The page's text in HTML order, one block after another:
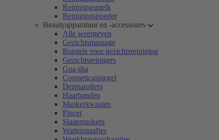
Reinigingsmelk
Reinigingspoeder
Beautyapparatuur en -accessoires
Alle weergeven
Gezichtsmassage
Borstels voor gezichtsreiniging
Gezichtsreinigers
Gua sha
Cosmeticaspiegel
Dermarollers
Haarbanden
Maskerkwasten
Pincet
Slaapmaskers
Wattenstaafjes